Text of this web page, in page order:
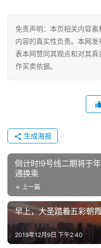
科
技
经
互
网
娱
乐
综
艺
免责声明：本页相关内容
内容的真实性负责。本网
表本网赞同其观点和对其
作买卖依据。
生成海报
倒计时!9号线二期将于
通换乘
上一篇
早上，大圣踏着五彩朝
2019年12月9日 下午2:40